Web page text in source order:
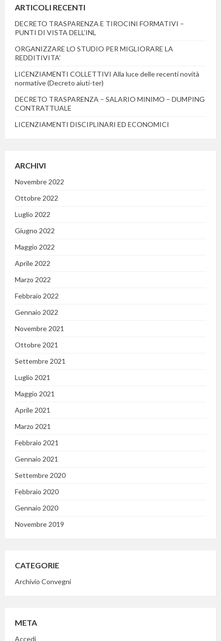
ARTICOLI RECENTI
DECRETO TRASPARENZA E TIROCINI FORMATIVI –
PUNTI DI VISTA DELL’INL
ORGANIZZARE LO STUDIO PER MIGLIORARE LA
REDDITIVITA’
LICENZIAMENTI COLLETTIVI Alla luce delle recenti novità
normative (Decreto aiuti-ter)
DECRETO TRASPARENZA – SALARIO MINIMO – DUMPING
CONTRATTUALE
LICENZIAMENTI DISCIPLINARI ED ECONOMICI
ARCHIVI
Novembre 2022
Ottobre 2022
Luglio 2022
Giugno 2022
Maggio 2022
Aprile 2022
Marzo 2022
Febbraio 2022
Gennaio 2022
Novembre 2021
Ottobre 2021
Settembre 2021
Luglio 2021
Maggio 2021
Aprile 2021
Marzo 2021
Febbraio 2021
Gennaio 2021
Settembre 2020
Febbraio 2020
Gennaio 2020
Novembre 2019
CATEGORIE
Archivio Convegni
META
Accedi